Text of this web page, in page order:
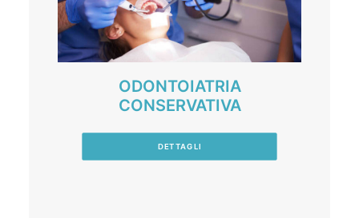
ODONTOIATRIA
CONSERVATIVA
DETTAGLI